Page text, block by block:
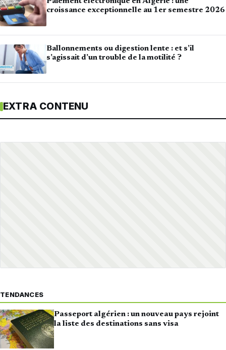
croissance exceptionnelle au 1er semestre 2026
Ballonnements ou digestion lente : et s’il
s’agissait d’un trouble de la motilité ?
EXTRA CONTENU
TENDANCES
Passeport algérien : un nouveau pays rejoint
la liste des destinations sans visa